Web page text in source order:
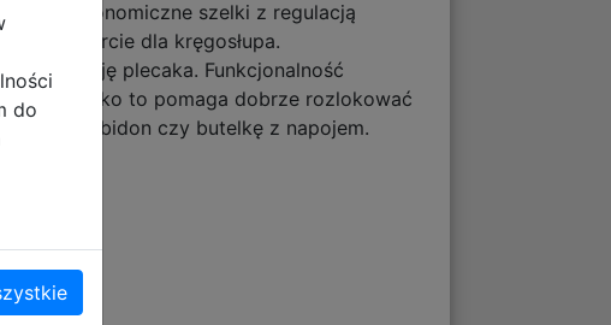
ergonomiczne szelki z regulacją
podparcie dla kręgosłupa.
dekorację plecaka. Funkcjonalność
Wszystko to pomaga dobrze rozlokować
na bidon czy butelkę z napojem.
do